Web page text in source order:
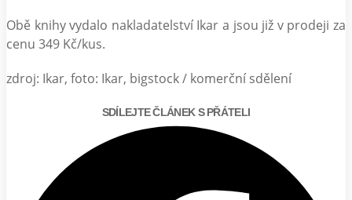
Obě knihy vydalo nakladatelství Ikar a jsou již v prodeji za
cenu 349 Kč/kus.
zdroj: Ikar, foto: Ikar, bigstock / komerční sdělení
SDÍLEJTE ČLÁNEK S PŘÁTELI